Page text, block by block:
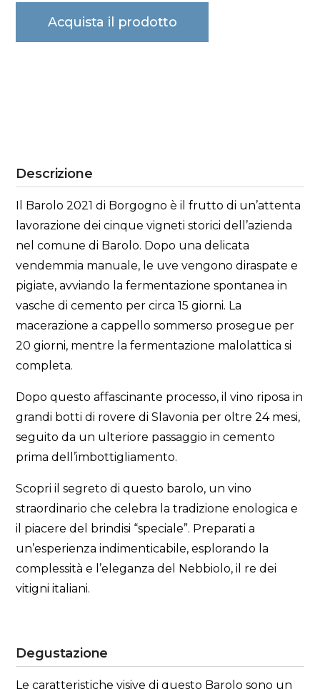
Acquista il prodotto
Descrizione
Il Barolo 2021 di Borgogno è il frutto di un’attenta
lavorazione dei cinque vigneti storici dell’azienda
nel comune di Barolo. Dopo una delicata
vendemmia manuale, le uve vengono diraspate e
pigiate, avviando la fermentazione spontanea in
vasche di cemento per circa 15 giorni. La
macerazione a cappello sommerso prosegue per
20 giorni, mentre la fermentazione malolattica si
completa.
Dopo questo affascinante processo, il vino riposa in
grandi botti di rovere di Slavonia per oltre 24 mesi,
seguito da un ulteriore passaggio in cemento
prima dell’imbottigliamento.
Scopri il segreto di questo barolo, un vino
straordinario che celebra la tradizione enologica e
il piacere del brindisi “speciale”. Preparati a
un’esperienza indimenticabile, esplorando la
complessità e l’eleganza del Nebbiolo, il re dei
vitigni italiani.
Degustazione
Le caratteristiche visive di questo Barolo sono un